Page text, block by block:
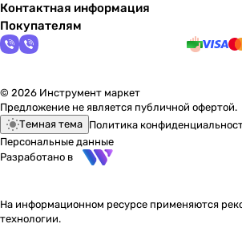
Контактная информация
Покупателям
© 2026 Инструмент маркет
Предложение не является публичной офертой.
Темная тема Политика
Персональные данные
Разработано в
На информационном ресурсе применяются
технологии.